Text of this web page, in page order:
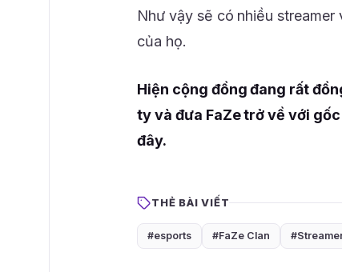
Như vậy sẽ có nhiều
của họ.
Hiện cộng đồng đang rất
ty và đưa FaZe trở về với
đây.
THẺ BÀI VIẾT
#esports #FaZe Clan